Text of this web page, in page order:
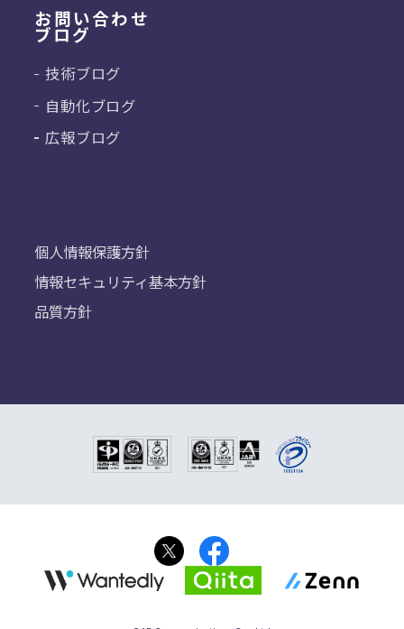
個人情報保護方針
情報セキュリティ基本方針
品質方針
お問い合わせ
ブログ
技術ブログ
自動化ブログ
広報ブログ